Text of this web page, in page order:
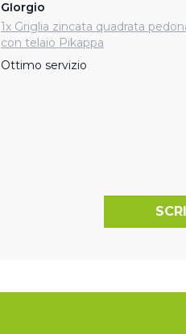
GIorgio
1x Griglia zincata quadrata
con telaio Pikappa
Ottimo servizio